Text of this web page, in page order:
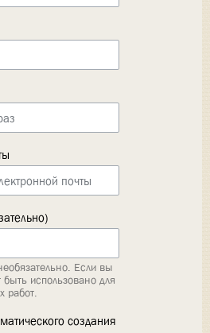
Если вы
использовано для
работ.
создания